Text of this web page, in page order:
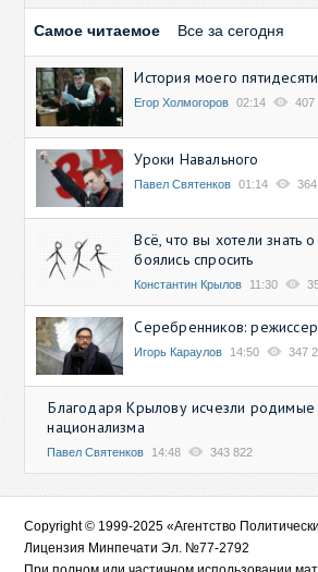
Самое читаемое Все за сегодня
История моего
Егор Холмогоров 02:14 407
Уроки Навального
Павел Святенков 01:14
Всё, что вы хотели знать
боялись спросить
Константин Крылов 11:30
Серебренников:
Игорь Караулов 14:50 347
Благодаря Крылову исчезли родимые
национализма
Павел Святенков 14:48 343 822
Copyright © 1999-2025 «Агентство
Лицензия Минпечати Эл. №77-2792